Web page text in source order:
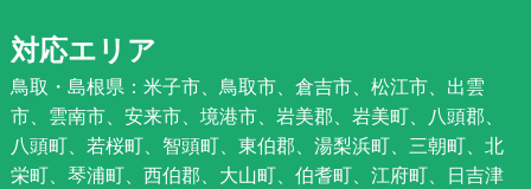
対応エリア
鳥取・島根県：米子市、鳥取市、倉吉市、松江市、出雲
市、雲南市、安来市、境港市、岩美郡、岩美町、八頭郡、
八頭町、若桜町、智頭町、東伯郡、湯梨浜町、三朝町、北
栄町、琴浦町、西伯郡、大山町、伯耆町、江府町、日吉津